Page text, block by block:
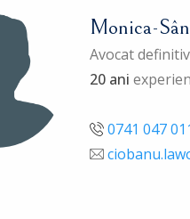
Monica-
Avocat
20 ani
0741 047